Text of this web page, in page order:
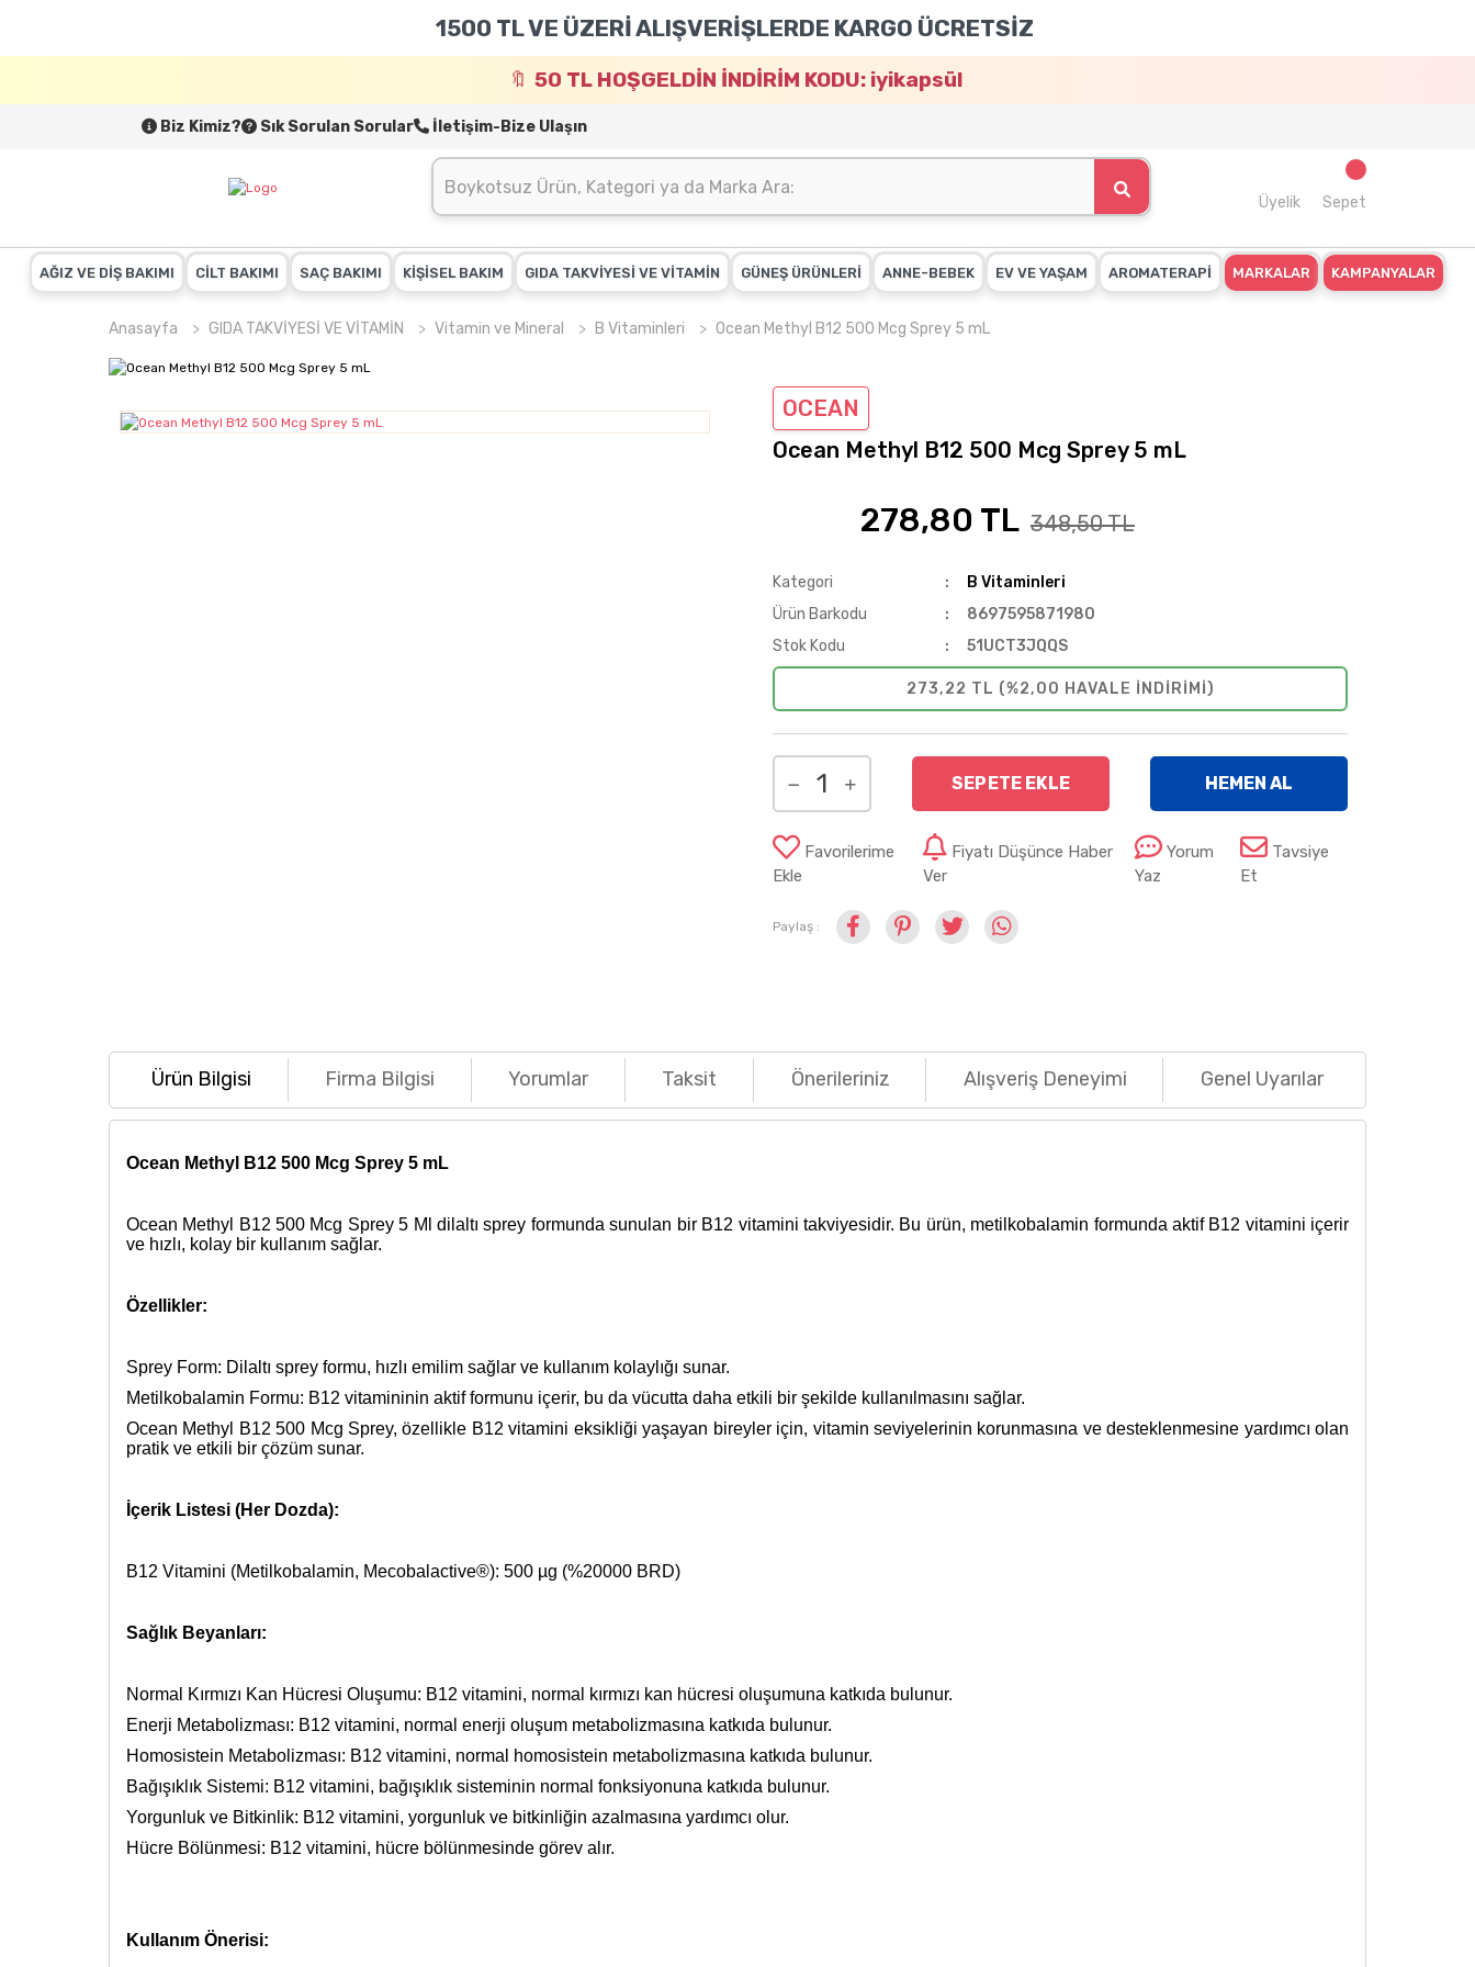
1500 TL VE ÜZERİ ALIŞVERİŞLERDE KARGO ÜCRETSİZ
50 TL HOŞGELDİN İNDİRİM KODU: iyikapsül
Biz Kimiz? Sık Sorulan Sorular İletişim-Bize Ulaşın
Üyelik Sepet
AĞIZ VE DİŞ BAKIMI CİLT BAKIMI SAÇ BAKIMI KİŞİSEL BAKIM GIDA TAKVİYESİ VE VİTAMİN GÜNEŞ ÜRÜNLERİ ANNE-BEBEK EV VE YAŞAM AROMATERAPİ MARKALAR KAMPANYALAR
Anasayfa GIDA TAKVİYESİ VE VİTAMİN Vitamin ve Mineral B Vitaminleri Ocean Methyl B12 500 Mcg Sprey 5 mL
OCEAN
Ocean Methyl B12 500 Mcg Sprey 5 mL
278,80 TL 348,50 TL
Kategori
B Vitaminleri
Ürün Barkodu
8697595871980
Stok Kodu
51UCT3JQQS
273,22 TL (%2,00 HAVALE INDIRIMI)
SEPETE EKLE HEMEN AL
Favorilerime
Ekle
Fiyatı Düşünce Haber
Ver
Yorum
Yaz
Tavsiye
Et
Paylaş :
Ürün Bilgisi Firma Bilgisi Yorumlar Taksit Önerileriniz Alışveriş Deneyimi Genel Uyarılar
Ocean Methyl B12 500 Mcg Sprey 5 mL
Ocean Methyl B12 500 Mcg Sprey 5 Ml dilaltı sprey formunda sunulan bir B12 vitamini takviyesidir. Bu ürün, metilkobalamin formunda aktif B12 vitamini içerir
ve hızlı, kolay bir kullanım sağlar.
Özellikler:
Sprey Form: Dilaltı sprey formu, hızlı emilim sağlar ve kullanım kolaylığı sunar.
Metilkobalamin Formu: B12 vitamininin aktif formunu içerir, bu da vücutta daha etkili bir şekilde kullanılmasını sağlar.
Ocean Methyl B12 500 Mcg Sprey, özellikle B12 vitamini eksikliği yaşayan bireyler için, vitamin seviyelerinin korunmasına ve desteklenmesine yardımcı olan
pratik ve etkili bir çözüm sunar.
İçerik Listesi (Her Dozda):
B12 Vitamini (Metilkobalamin, Mecobalactive®): 500 µg (%20000 BRD)
Sağlık Beyanları:
Normal Kırmızı Kan Hücresi Oluşumu: B12 vitamini, normal kırmızı kan hücresi oluşumuna katkıda bulunur.
Enerji Metabolizması: B12 vitamini, normal enerji oluşum metabolizmasına katkıda bulunur.
Homosistein Metabolizması: B12 vitamini, normal homosistein metabolizmasına katkıda bulunur.
Bağışıklık Sistemi: B12 vitamini, bağışıklık sisteminin normal fonksiyonuna katkıda bulunur.
Yorgunluk ve Bitkinlik: B12 vitamini, yorgunluk ve bitkinliğin azalmasına yardımcı olur.
Hücre Bölünmesi: B12 vitamini, hücre bölünmesinde görev alır.
Kullanım Önerisi: